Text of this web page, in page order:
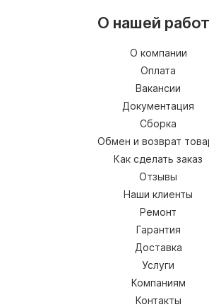
О нашей
О компании
Оплата
Вакансии
Документация
Сборка
Обмен и возврат
Как сделать заказ
Отзывы
Наши клиенты
Ремонт
Гарантия
Доставка
Услуги
Компаниям
Контакты